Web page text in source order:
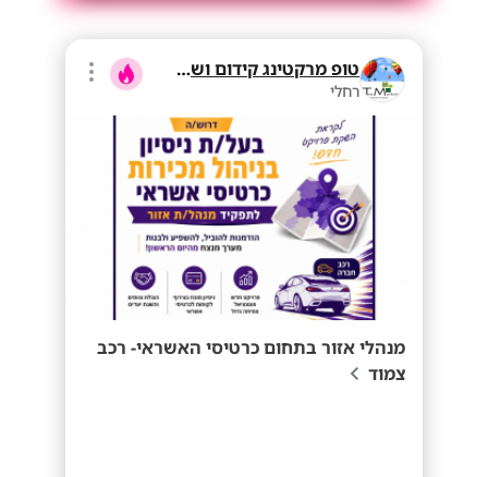
טופ מרקטינג קידום ושיווק בע"מ
רחלי
מנהלי אזור בתחום כרטיסי האשראי- רכב
צמוד